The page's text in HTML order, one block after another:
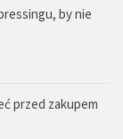
by nie
przed zakupem